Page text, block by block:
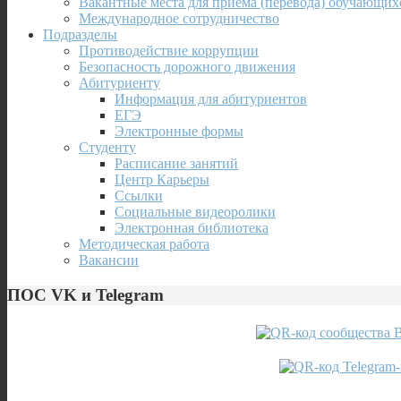
Международное сотрудничество
Подразделы
Противодействие коррупции
Безопасность дорожного движения
Абитуриенту
Информация для абитуриентов
ЕГЭ
Электронные формы
Студенту
Расписание занятий
Центр Карьеры
Ссылки
Социальные видеоролики
Электронная библиотека
Методическая работа
Вакансии
ПОС VK и Telegram